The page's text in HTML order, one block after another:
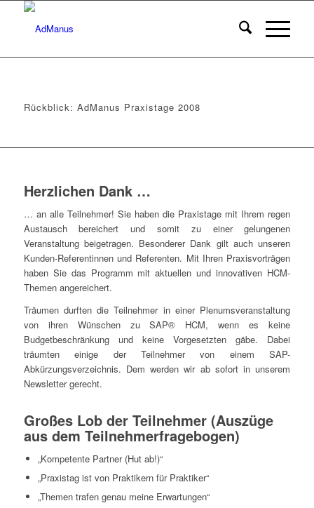
Rückblick: AdManus Praxistage 2008
Herzlichen Dank …
… an alle Teilnehmer! Sie haben die Praxistage mit Ihrem regen
Austausch bereichert und somit zu einer gelungenen
Veranstaltung beigetragen. Besonderer Dank gilt auch unseren
Kunden-Referentinnen und Referenten. Mit Ihren Praxisvorträgen
haben Sie das Programm mit aktuellen und innovativen HCM-
Themen angereichert.
Träumen durften die Teilnehmer in einer Plenumsveranstaltung
von ihren Wünschen zu SAP® HCM, wenn es keine
Budgetbeschränkung und keine Vorgesetzten gäbe. Dabei
träumten einige der Teilnehmer von einem SAP-
Abkürzungsverzeichnis. Dem werden wir ab sofort in unserem
Newsletter gerecht.
Großes Lob der Teilnehmer (Auszüge
aus dem Teilnehmerfragebogen)
„Kompetente Partner (Hut ab!)“
„Praxistag ist von Praktikern für Praktiker“
„Themen trafen genau meine Erwartungen“